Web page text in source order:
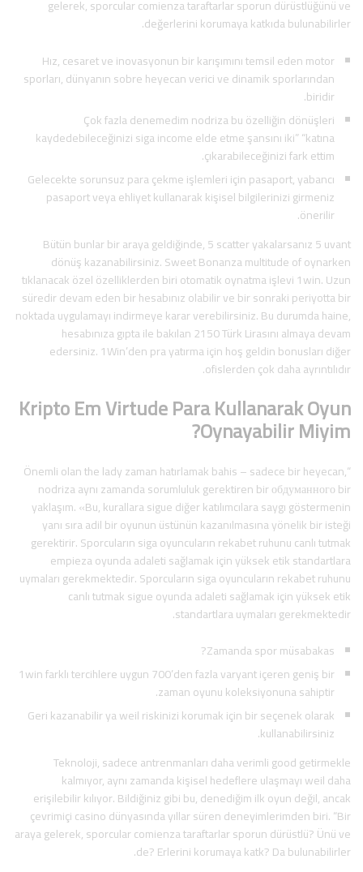
gelerek, sporcular comienza taraftarlar sporun dürüstlüğünü ve
değerlerini korumaya katkıda bulunabilirler.
Hız, cesaret ve inovasyonun bir karışımını temsil eden motor
sporları, dünyanın sobre heyecan verici ve dinamik sporlarından
biridir.
Çok fazla denemedim nodriza bu özelliğin dönüşleri
kaydedebileceğinizi siga income elde etme şansını iki” “katına
çıkarabileceğinizi fark ettim.
Gelecekte sorunsuz para çekme işlemleri için pasaport, yabancı
pasaport veya ehliyet kullanarak kişisel bilgilerinizi girmeniz
önerilir.
Bütün bunlar bir araya geldiğinde, 5 scatter yakalarsanız 5 uvant
dönüş kazanabilirsiniz. Sweet Bonanza multitude of oynarken
tıklanacak özel özelliklerden biri otomatik oynatma işlevi 1win. Uzun
süredir devam eden bir hesabınız olabilir ve bir sonraki periyotta bir
noktada uygulamayı indirmeye karar verebilirsiniz. Bu durumda haine,
hesabınıza gıpta ile bakılan 2150 Türk Lirasını almaya devam
edersiniz. 1Win’den pra yatırma için hoş geldin bonusları diğer
ofislerden çok daha ayrıntılıdır.
Kripto Em Virtude Para Kullanarak Oyun
Oynayabilir Miyim?
“Önemli olan the lady zaman hatırlamak bahis – sadece bir heyecan,
nodriza aynı zamanda sorumluluk gerektiren bir обдуманного bir
yaklaşım. «Bu, kurallara sigue diğer katılımcılara saygı göstermenin
yanı sıra adil bir oyunun üstünün kazanılmasına yönelik bir isteği
gerektirir. Sporcuların siga oyuncuların rekabet ruhunu canlı tutmak
empieza oyunda adaleti sağlamak için yüksek etik standartlara
uymaları gerekmektedir. Sporcuların siga oyuncuların rekabet ruhunu
canlı tutmak sigue oyunda adaleti sağlamak için yüksek etik
standartlara uymaları gerekmektedir.
Zamanda spor müsabakas?
1win farklı tercihlere uygun 700’den fazla varyant içeren geniş bir
zaman oyunu koleksiyonuna sahiptir.
Geri kazanabilir ya weil riskinizi korumak için bir seçenek olarak
kullanabilirsiniz.
Teknoloji, sadece antrenmanları daha verimli good getirmekle
kalmıyor, aynı zamanda kişisel hedeflere ulaşmayı weil daha
erişilebilir kılıyor. Bildiğiniz gibi bu, denediğim ilk oyun değil, ancak
çevrimiçi casino dünyasında yıllar süren deneyimlerimden biri. “Bir
araya gelerek, sporcular comienza taraftarlar sporun dürüstlü? Ünü ve
de? Erlerini korumaya katk? Da bulunabilirler.